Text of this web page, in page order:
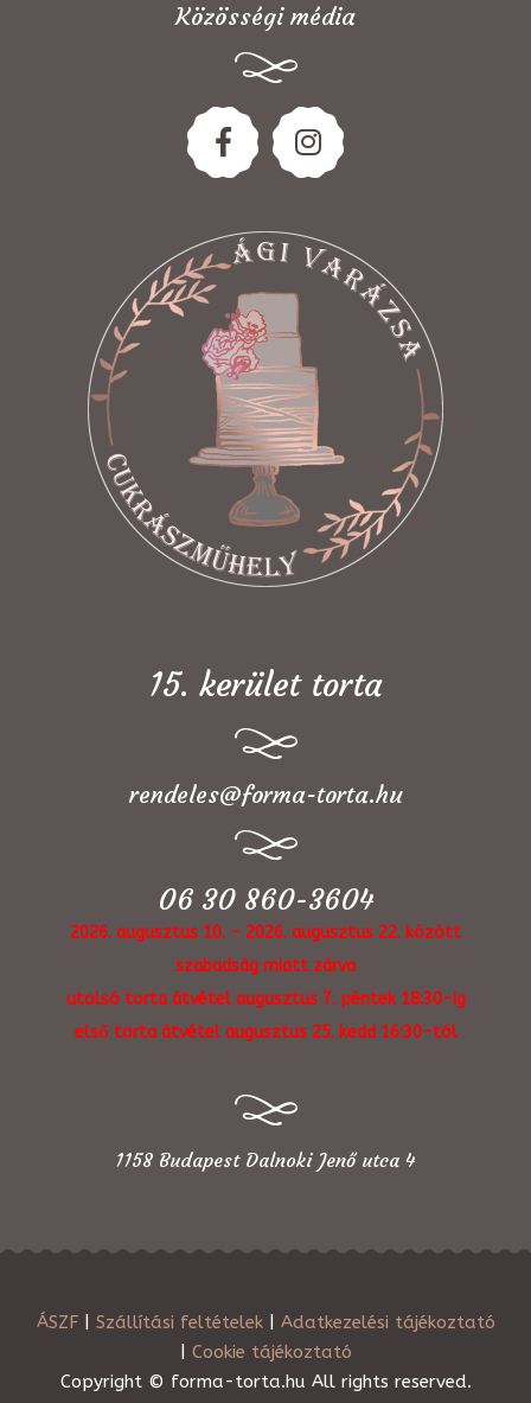
Közösségi média
15. kerület torta
rendeles@forma-torta.hu
06 30 860-3604
2026. augusztus 10. - 2026. augusztus 22. között
szabadság miatt zárva
utolsó torta átvétel augusztus 7. péntek 18:30-ig
első torta átvétel augusztus 25. kedd 16:30-tól
1158 Budapest Dalnoki Jenő utca 4
ÁSZF| Szállítási feltételek| Adatkezelési tájékoztató
Cookie tájékoztató
Copyright © forma-torta.hu All rights reserved.